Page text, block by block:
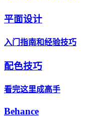
平面设计
入门指南和经验技巧
配色技巧
看完这里成高手
Behance